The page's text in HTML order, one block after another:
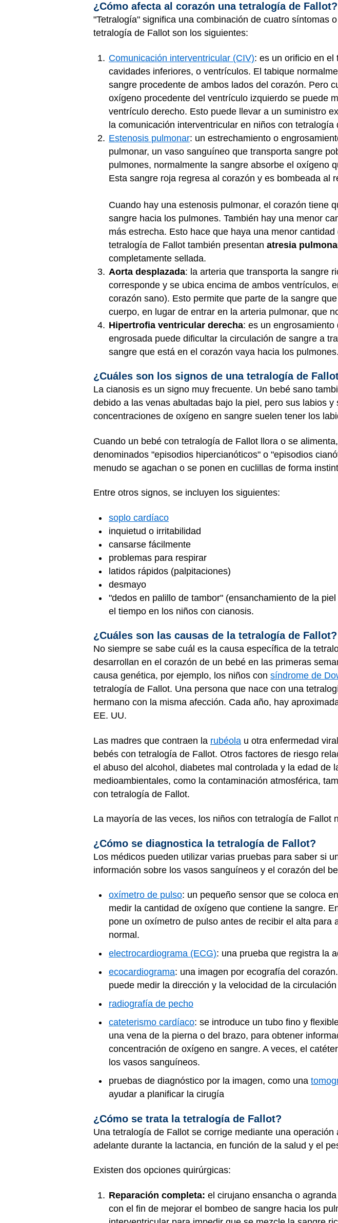
¿Cómo afecta al corazón una tetralogía de Fallot?
"Tetralogía" significa una combinación de cuatro síntomas
tetralogía de Fallot son los siguientes:
Comunicación interventricular (CIV): es un orificio en el
cavidades inferiores, o ventrículos. El tabique
sangre procedente de ambos lados del corazón. Pero
oxígeno procedente del ventrículo izquierdo se puede
ventrículo derecho. Esto puede llevar a un suministro
la comunicación interventricular en niños con tetralogía
Estenosis pulmonar: un estrechamiento o
pulmonar, un vaso sanguíneo que transporta sangre
pulmones, normalmente la sangre absorbe el oxígeno
Esta sangre roja regresa al corazón y es bombeada al
Cuando hay una estenosis pulmonar, el corazón tiene
sangre hacia los pulmones. También hay una menor
más estrecha. Esto hace que haya una menor
tetralogía de Fallot también presentan atresia
completamente sellada.
Aorta desplazada: la arteria que transporta la sangre
corresponde y se ubica encima de ambos ventrículos,
corazón sano). Esto permite que parte de la sangre
cuerpo, en lugar de entrar en la arteria pulmonar, que
Hipertrofia ventricular derecha: es un
engrosada puede dificultar la circulación de sangre a
sangre que está en el corazón vaya hacia los pulmones.
¿Cuáles son los signos de una tetralogía de
La cianosis es un signo muy frecuente. Un bebé sano
debido a las venas abultadas bajo la piel, pero sus labios
concentraciones de oxígeno en sangre suelen tener los
Cuando un bebé con tetralogía de Fallot llora o se
denominados "episodios hipercianóticos" o "episodios
menudo se agachan o se ponen en cuclillas de forma
Entre otros signos, se incluyen los siguientes:
soplo cardíaco
inquietud o irritabilidad
cansarse fácilmente
problemas para respirar
latidos rápidos (palpitaciones)
desmayo
"dedos en palillo de tambor" (ensanchamiento de la
el tiempo en los niños con cianosis.
¿Cuáles son las causas de la tetralogía de Fallot?
No siempre se sabe cuál es la causa específica de la
desarrollan en el corazón de un bebé en las primeras
causa genética, por ejemplo, los niños con síndrome de
tetralogía de Fallot. Una persona que nace con una
hermano con la misma afección. Cada año, hay
EE. UU.
Las madres que contraen la rubéola u otra enfermedad
bebés con tetralogía de Fallot. Otros factores de riesgo
el abuso del alcohol, diabetes mal controlada y la edad de
medioambientales, como la contaminación atmosférica,
con tetralogía de Fallot.
La mayoría de las veces, los niños con tetralogía de Fallot
¿Cómo se diagnostica la tetralogía de Fallot?
Los médicos pueden utilizar varias pruebas para saber si
información sobre los vasos sanguíneos y el corazón del
oxímetro de pulso: un pequeño sensor que se coloca
medir la cantidad de oxígeno que contiene la sangre.
pone un oxímetro de pulso antes de recibir el alta
normal.
electrocardiograma (ECG): una prueba que registra la
ecocardiograma: una imagen por ecografía del
puede medir la dirección y la velocidad de la
radiografía de pecho
cateterismo cardíaco: se introduce un tubo fino y
una vena de la pierna o del brazo, para obtener
concentración de oxígeno en sangre. A veces, el
los vasos sanguíneos.
pruebas de diagnóstico por la imagen, como una
ayudar a planificar la cirugía
¿Cómo se trata la tetralogía de Fallot?
Una tetralogía de Fallot se corrige mediante una
adelante durante la lactancia, en función de la salud y el
Existen dos opciones quirúrgicas:
Reparación completa: el cirujano ensancha o
con el fin de mejorar el bombeo de sangre hacia los